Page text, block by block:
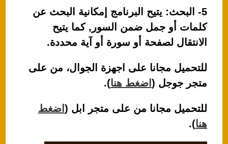
5- البحث: يتيح البرنامج إمكانية البحث عن
كلمات أو جمل ضمن السور, كما يتيح
الانتقال لصفحة أو سورة أو آية محددة.
للتحميل مجانا على اجهزة الجوال، من على
متجر جوجل ( اضغط هنا).
للتحميل مجانا من على متجر ابل ( اضغط
هنا).